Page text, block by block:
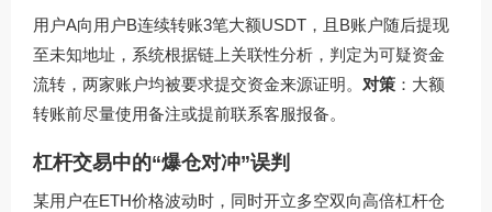
用户A向用户B连续转账3笔大额USDT，且B账户随后提现
至未知地址，系统根据链上关联性分析，判定为可疑资金
流转，两家账户均被要求提交资金来源证明。 对策 ：大额
转账前尽量使用备注或提前联系客服报备。
杠杆交易中的“爆仓对冲”误判
某用户在ETH价格波动时，同时开立多空双向高倍杠杆仓